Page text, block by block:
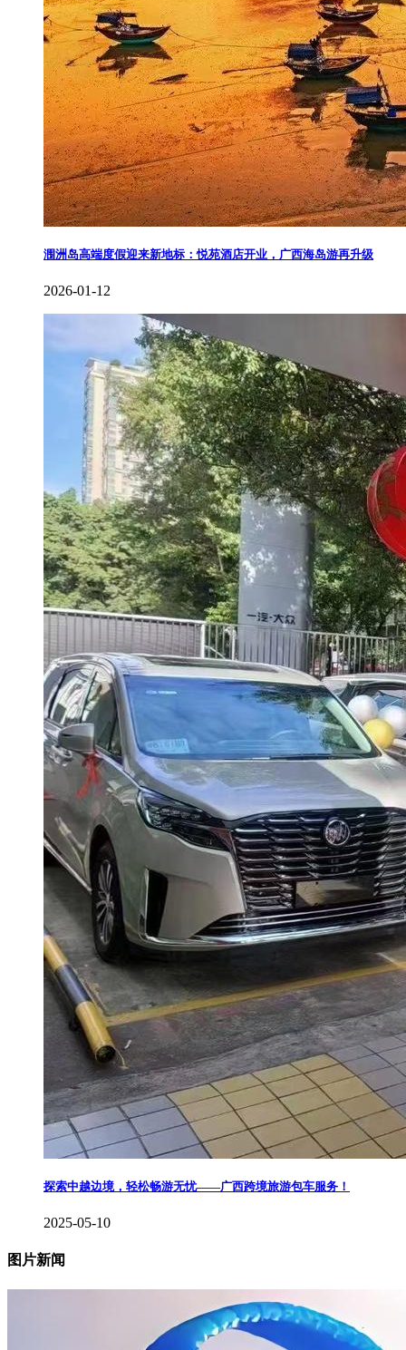
涠洲岛高端度假迎来新地标：悦苑酒店开业，广西海岛游再升级
2026-01-12
探索中越边境，轻松畅游无忧——广西跨境旅游包车服务！
2025-05-10
图片新闻